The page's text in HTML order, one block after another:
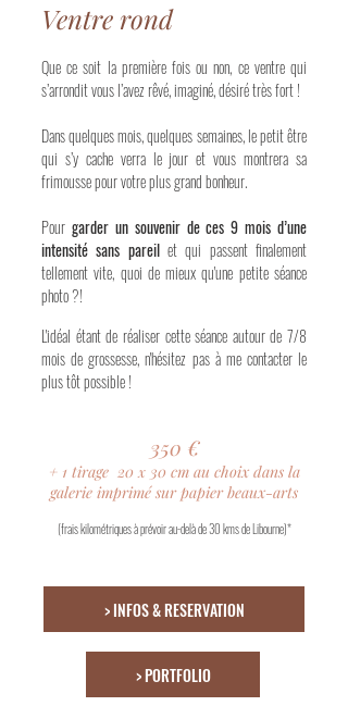
Ventre rond
Que ce soit la première fois ou non, ce ventre qui
s’arrondit vous l’avez rêvé, imaginé, désiré très fort !
Dans quelques mois, quelques semaines, le petit être
qui s’y cache verra le jour et vous montrera sa
frimousse pour votre plus grand bonheur.
Pour garder un souvenir de ces 9 mois d’une
intensité sans pareilet qui passent finalement
tellement vite, quoi de mieux qu'une petite séance
photo ?!
L'idéal étant de réaliser cette séance autour de 7/8
mois de grossesse, n'hésitez pas à me contacter le
plus tôt possible !
350 €
+ 1 tirage 20x30 cm au choix dans la
galerie imprimé sur papier beaux-arts
(frais kilométriques à prévoir au-delàde 30 kms de Libourne)*
> INFOS & RESERVATION
> PORTFOLIO